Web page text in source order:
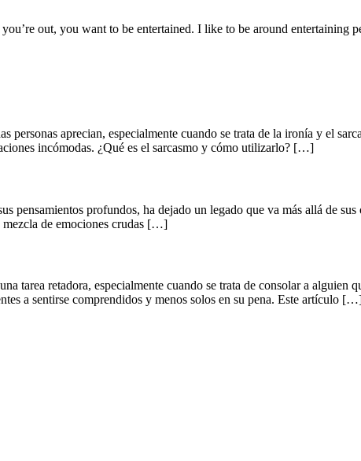
out, you want to be entertained. I like to be around entertaining
personas aprecian, especialmente cuando se trata de la ironía y el
incómodas. ¿Qué es el sarcasmo y cómo utilizarlo? […]
profundos, ha dejado un legado que va más allá de
de emociones crudas […]
tarea retadora, especialmente cuando se trata de consolar a alguien
a sentirse comprendidos y menos solos en su pena. Este artículo […]